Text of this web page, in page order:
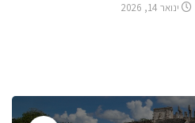
ינואר 14, 2026